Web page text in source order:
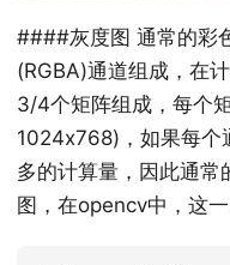
####灰度图 通常的彩
(RGBA)通道组成，在
3/4个矩阵组成，每个
1024x768)，如果每个
多的计算量，因此通常
图，在opencv中，这一